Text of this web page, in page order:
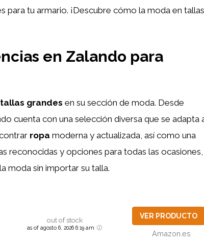
tu armario. ¡Descubre cómo la moda en tallas
en Zalando para
tallas grandes en su sección de moda. Desde
cuenta con una selección diversa que se adapta
ropa moderna y actualizada, así como una
reconocidas y opciones para todas las ocasiones,
moda sin importar su talla.
out of stock
as of agosto 6, 2026 6:19 am
VER PRODUCTO
Amazon.es